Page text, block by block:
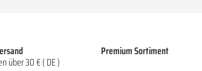
über 30 € ( DE )
Premium Sortiment